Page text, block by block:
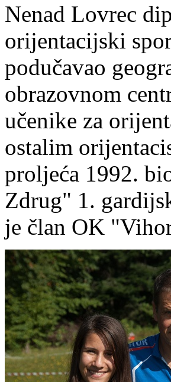
Nenad Lovrec
orijentacijski
podučavao
obrazovnom
učenike za
ostalim
proljeća 1992.
Zdrug" 1.
je član OK